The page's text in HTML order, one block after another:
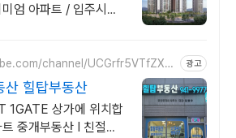
엄 아파트 / 입주시까
channel/UCGrfr5VTfZX4
광고
산 힐탑부동산
1GATE 상가에 위치합
부동산 I 친절상